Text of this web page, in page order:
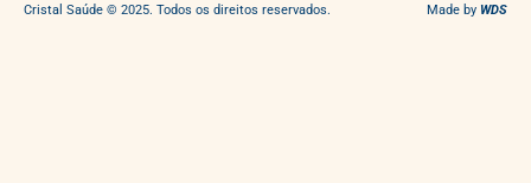
Cristal Saúde © 2025. Todos os direitos reservados. Made by WDS